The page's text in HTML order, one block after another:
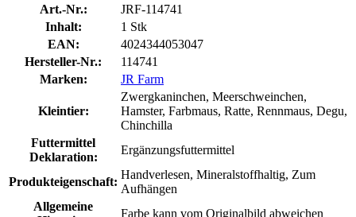
Art.-Nr.:
JRF-114741
Inhalt:
1 Stk
EAN:
4024344053047
Hersteller-Nr.:
114741
Marken:
JR Farm
Kleintier:
Zwergkaninchen, Meerschweinchen,
Hamster, Farbmaus, Ratte, Rennmaus, Degu,
Chinchilla
Futtermittel
Deklaration:
Ergänzungsfuttermittel
Produkteigenschaft:
Handverlesen, Mineralstoffhaltig, Zum
Aufhängen
Allgemeine
Farbe kann vom Originalbild abweichen